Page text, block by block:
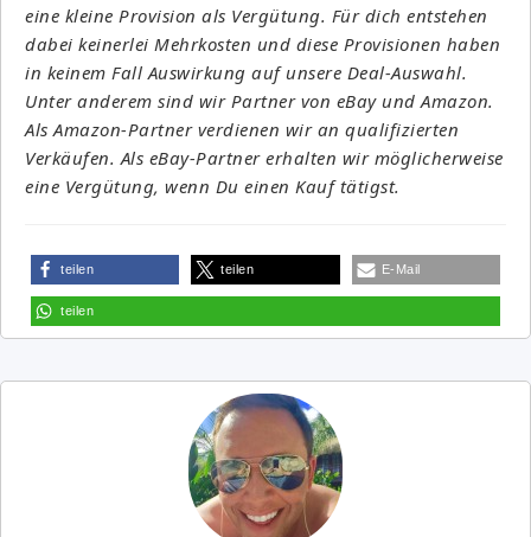
eine kleine Provision als Vergütung. Für dich entstehen
dabei keinerlei Mehrkosten und diese Provisionen haben
in keinem Fall Auswirkung auf unsere Deal-Auswahl.
Unter anderem sind wir Partner von eBay und Amazon.
Als Amazon-Partner verdienen wir an qualifizierten
Verkäufen. Als eBay-Partner erhalten wir möglicherweise
eine Vergütung, wenn Du einen Kauf tätigst.
teilen teilen E-Mail
teilen